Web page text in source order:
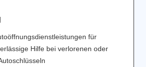
für
Hilfe bei verlorenen oder